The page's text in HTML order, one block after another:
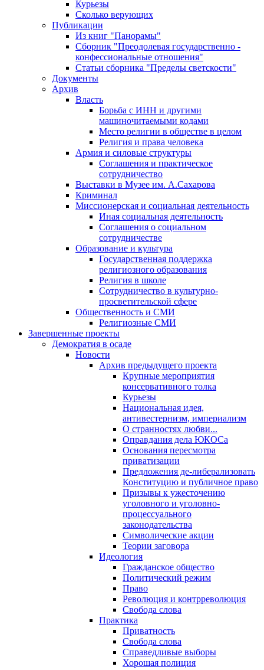
Курьезы
Сколько верующих
Публикации
Из книг "Панорамы"
Сборник "Преодолевая государственно -
конфессиональные отношения"
Статьи сборника "Пределы светскости"
Документы
Архив
Власть
Борьба с ИНН и другими
машиночитаемыми кодами
Место религии в обществе в целом
Религия и права человека
Армия и силовые структуры
Соглашения и практическое
сотрудничество
Выставки в Музее им. А.Сахарова
Криминал
Миссионерская и социальная деятельность
Иная социальная деятельность
Соглашения о социальном
сотрудничестве
Образование и культура
Государственная поддержка
религиозного образования
Религия в школе
Сотрудничество в культурно-
просветительской сфере
Общественность и СМИ
Религиозные СМИ
Завершенные проекты
Демократия в осаде
Новости
Архив предыдущего проекта
Крупные мероприятия
консервативного толка
Курьезы
Национальная идея,
антивестернизм, империализм
О странностях любви...
Оправдания дела ЮКОСа
Основания пересмотра
приватизации
Предложения де-либерализовать
Конституцию и публичное право
Призывы к ужесточению
уголовного и уголовно-
процессуального
законодательства
Символические акции
Теории заговора
Идеология
Гражданское общество
Политический режим
Право
Революция и контрреволюция
Свобода слова
Практика
Приватность
Свобода слова
Справедливые выборы
Хорошая полиция